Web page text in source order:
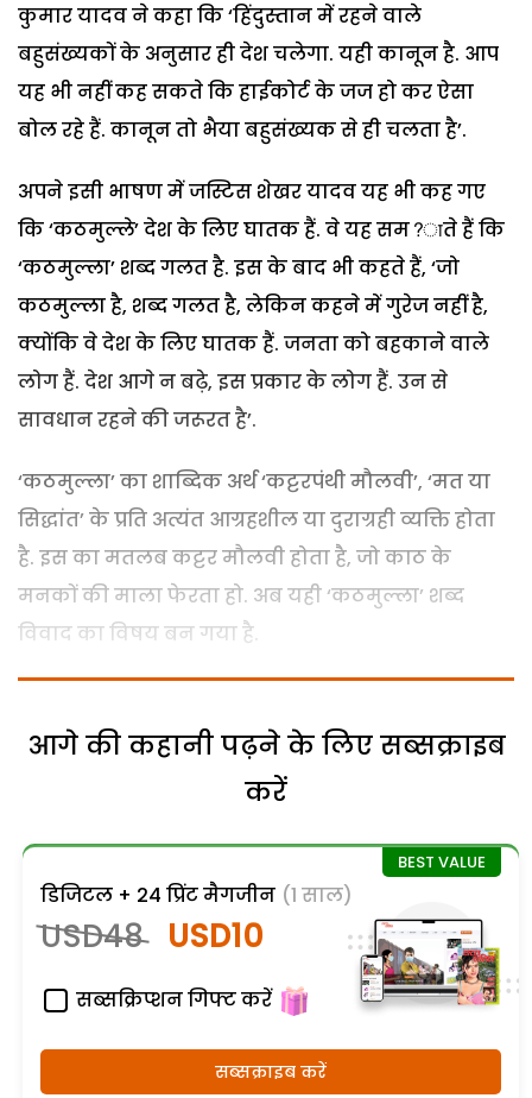
कुमार यादव ने कहा कि ‘हिंदुस्तान में रहने वाले
बहुसंख्यकों के अनुसार ही देश चलेगा. यही कानून है. आप
यह भी नहीं कह सकते कि हाईकोर्ट के जज हो कर ऐसा
बोल रहे हैं. कानून तो भैया बहुसंख्यक से ही चलता है’.
अपने इसी भाषण में जस्टिस शेखर यादव यह भी कह गए
कि ‘कठमुल्ले’ देश के लिए घातक हैं. वे यह सम?ाते हैं कि
‘कठमुल्ला’ शब्द गलत है. इस के बाद भी कहते हैं, ‘जो
कठमुल्ला है, शब्द गलत है, लेकिन कहने में गुरेज नहीं है,
क्योंकि वे देश के लिए घातक हैं. जनता को बहकाने वाले
लोग हैं. देश आगे न बढ़े, इस प्रकार के लोग हैं. उन से
सावधान रहने की जरूरत है’.
‘कठमुल्ला’ का शाब्दिक अर्थ ‘कट्टरपंथी मौलवी’, ‘मत या
सिद्धांत’ के प्रति अत्यंत आग्रहशील या दुराग्रही व्यक्ति होता
है. इस का मतलब कट्टर मौलवी होता है, जो काठ के
मनकों की माला फेरता हो. अब यही ‘कठमुल्ला’ शब्द
विवाद का विषय बन गया है.
आगे की कहानी पढ़ने के लिए सब्सक्राइब
करें
डिजिटल + 24 प्रिंट मैगजीन (1 साल)
USD48 USD10
सब्सक्रिप्शन गिफ्ट करें
सब्सक्राइब करें